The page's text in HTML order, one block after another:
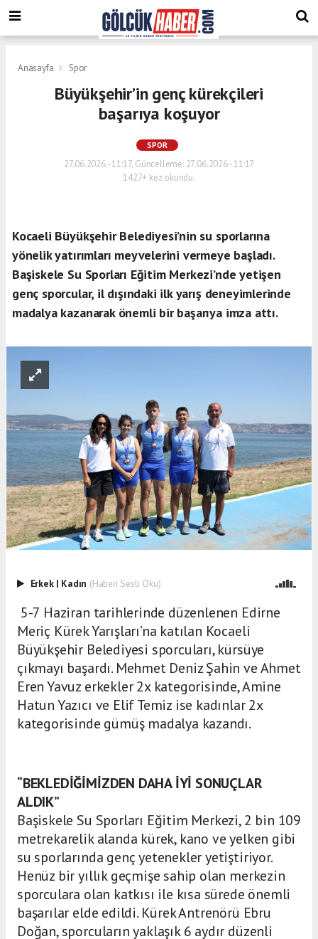
Anasayfa Spor
Büyükşehir’in genç kürekçileri
başarıya koşuyor
SPOR
27.06.2026 - 11:17, Güncelleme: 27.06.2026 - 11:17
1427+ kez okundu.
Kocaeli Büyükşehir Belediyesi’nin su sporlarına
yönelik yatırımları meyvelerini vermeye başladı.
Başiskele Su Sporları Eğitim Merkezi’nde yetişen
genç sporcular, il dışındaki ilk yarış deneyimlerinde
madalya kazanarak önemli bir başarıya imza attı.
Erkek | Kadın (Haberi Sesli Oku)
5-7 Haziran tarihlerinde düzenlenen Edirne
Meriç Kürek Yarışları’na katılan Kocaeli
Büyükşehir Belediyesi sporcuları, kürsüye
çıkmayı başardı. Mehmet Deniz Şahin ve Ahmet
Eren Yavuz erkekler 2x kategorisinde, Amine
Hatun Yazıcı ve Elif Temiz ise kadınlar 2x
kategorisinde gümüş madalya kazandı.
“BEKLEDİĞİMİZDEN DAHA İYİ SONUÇLAR
ALDIK”
Başiskele Su Sporları Eğitim Merkezi, 2 bin 109
metrekarelik alanda kürek, kano ve yelken gibi
su sporlarında genç yetenekler yetiştiriyor.
Henüz bir yıllık geçmişe sahip olan merkezin
sporculara olan katkısı ile kısa sürede önemli
başarılar elde edildi. Kürek Antrenörü Ebru
Doğan, sporcuların yaklaşık 6 aydır düzenli